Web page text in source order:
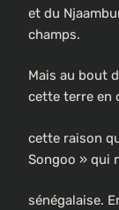
et du
champs.
Mais au bout
cette terre en
cette raison
Songoo » qui
sénégalaise.